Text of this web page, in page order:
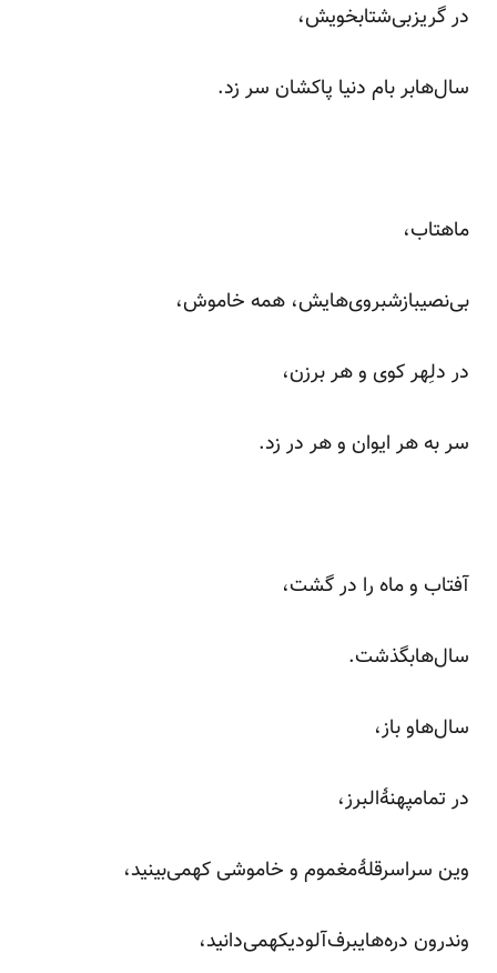
در گریزبی‌شتابخویش،
سال‌هابر بام دنیا پاکشان سر زد.
ماهتاب،
بی‌نصیبازشبروی‌هایش، همه خاموش،
در دلِهر کوی و هر برزن،
سر به هر ایوان و هر در زد.
آفتاب و ماه را در گشت،
سال‌هابگذشت.
سال‌هاو باز،
در تمامپهنۀالبرز،
وین سراسرقلۀمغموم و خاموشی کهمی‌بینید،
وندرون دره‌هایبرف‌آلودیکهمی‌دانید،